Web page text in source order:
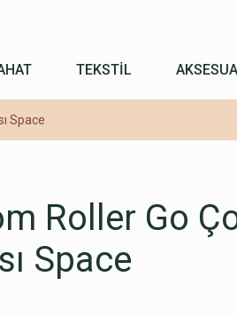
TEKSTİL
Space
Roller Go
Space